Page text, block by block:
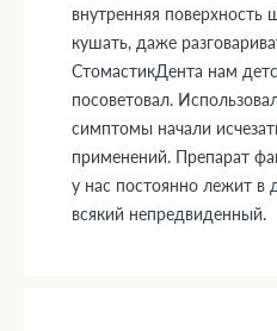
внутренняя
кушать, даже
СтомастикДента нам
посоветовал.
симптомы начали
применений. Препарат
у нас постоянно лежит в
всякий непредвиденный.